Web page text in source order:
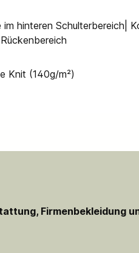
hinteren Schulterbereich|
Knit (140g/m²)
Firmenbekleidung